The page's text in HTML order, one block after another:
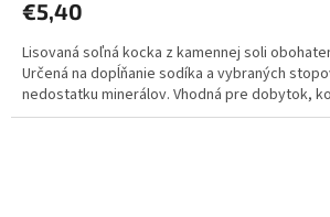
€5,40
Lisovaná soľná kocka z kamennej soli
Určená na dopĺňanie sodíka a vybraných
nedostatku minerálov. Vhodná pre dobytok,